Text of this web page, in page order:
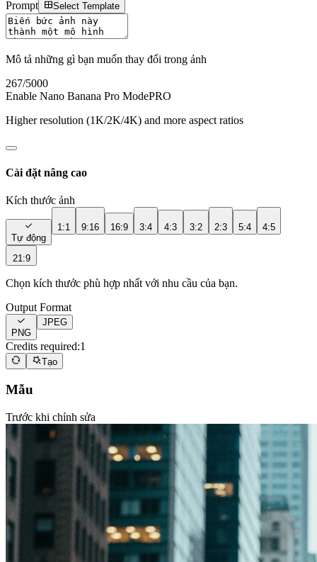
Prompt Select Template
Mô tả những gì bạn muốn thay đổi trong ảnh
267/5000
Enable Nano Banana Pro ModePRO
Higher resolution (1K/2K/4K) and more aspect ratios
Cài đặt nâng cao
Kích thước ảnh
Tự động
1:1 9:16 16:9 3:4 4:3 3:2 2:3 5:4 4:5
21:9
Chọn kích thước phù hợp nhất với nhu cầu của bạn.
Output Format
PNG
JPEG
Credits required:1
Tạo
Mẫu
Trước khi chỉnh sửa